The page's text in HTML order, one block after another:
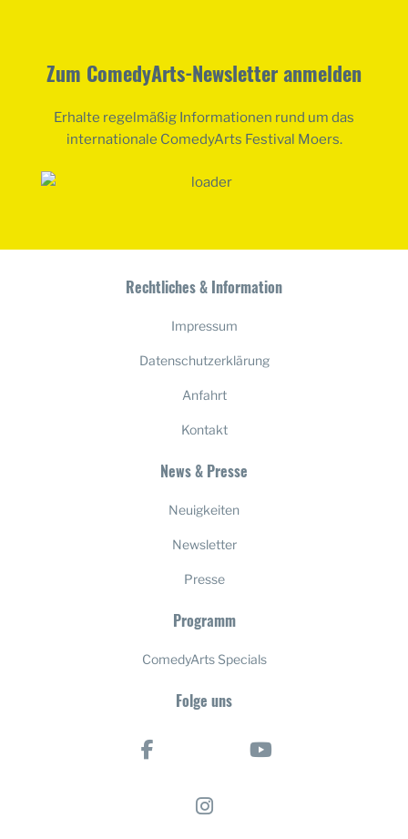
Zum ComedyArts-Newsletter anmelden
Erhalte regelmäßig Informationen rund um das
internationale ComedyArts Festival Moers.
Rechtliches & Information
Impressum
Datenschutzerklärung
Anfahrt
Kontakt
News & Presse
Neuigkeiten
Newsletter
Presse
Programm
ComedyArts Specials
Folge uns